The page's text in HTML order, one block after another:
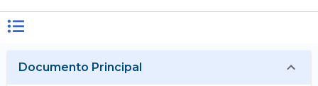
Documento Principal